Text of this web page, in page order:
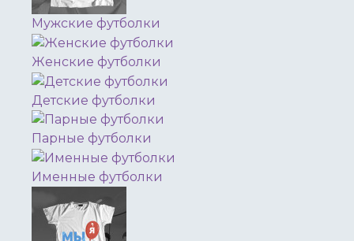
Мужские футболки
Женские футболки
Детские футболки
Парные футболки
Именные футболки